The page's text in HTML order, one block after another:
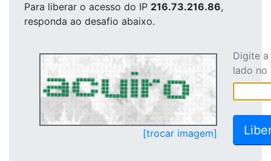
Para liberar o acesso do IP 216.73.216.86,
responda ao desafio abaixo.
[trocar imagem]
Digite
lado no